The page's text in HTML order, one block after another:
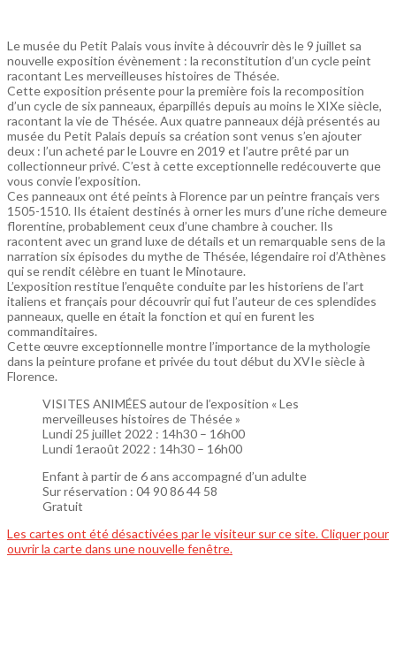
Le musée du Petit Palais vous invite à découvrir dès le 9 juillet sa
nouvelle exposition évènement : la reconstitution d’un cycle peint
racontant Les merveilleuses histoires de Thésée.
Cette exposition présente pour la première fois la recomposition
d’un cycle de six panneaux, éparpillés depuis au moins le XIXe siècle,
racontant la vie de Thésée. Aux quatre panneaux déjà présentés au
musée du Petit Palais depuis sa création sont venus s’en ajouter
deux : l’un acheté par le Louvre en 2019 et l’autre prêté par un
collectionneur privé. C’est à cette exceptionnelle redécouverte que
vous convie l’exposition.
Ces panneaux ont été peints à Florence par un peintre français vers
1505-1510. Ils étaient destinés à orner les murs d’une riche demeure
florentine, probablement ceux d’une chambre à coucher. Ils
racontent avec un grand luxe de détails et un remarquable sens de la
narration six épisodes du mythe de Thésée, légendaire roi d’Athènes
qui se rendit célèbre en tuant le Minotaure.
L’exposition restitue l’enquête conduite par les historiens de l’art
italiens et français pour découvrir qui fut l’auteur de ces splendides
panneaux, quelle en était la fonction et qui en furent les
commanditaires.
Cette œuvre exceptionnelle montre l’importance de la mythologie
dans la peinture profane et privée du tout début du XVIe siècle à
Florence.
VISITES ANIMÉES autour de l’exposition « Les
merveilleuses histoires de Thésée »
Lundi 25 juillet 2022 : 14h30 – 16h00
Lundi 1eraoût 2022 : 14h30 – 16h00
Enfant à partir de 6 ans accompagné d’un adulte
Sur réservation : 04 90 86 44 58
Gratuit
Les cartes ont été désactivées par le visiteur sur ce site. Cliquer pour
ouvrir la carte dans une nouvelle fenêtre.